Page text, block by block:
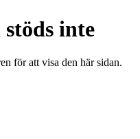
inte
för att visa den här sidan.